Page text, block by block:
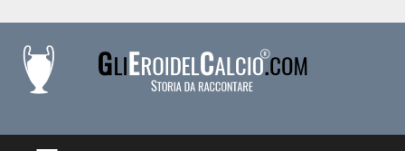
content